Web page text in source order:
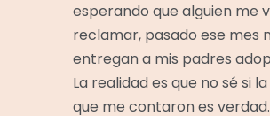
esperando que alguien me
reclamar, pasado ese mes
entregan a mis padres
La realidad es que no sé si
que me contaron es